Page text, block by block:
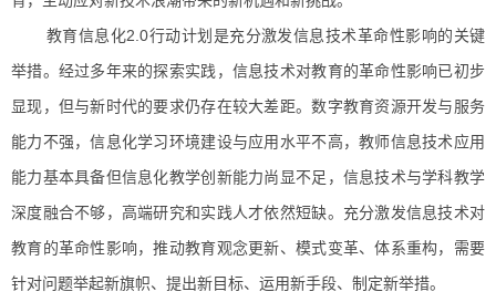
教育信息化2.0行动计划是充分激发信息技术革命性影响的关键
举措。经过多年来的探索实践，信息技术对教育的革命性影响已初步
显现，但与新时代的要求仍存在较大差距。数字教育资源开发与服务
能力不强，信息化学习环境建设与应用水平不高，教师信息技术应用
能力基本具备但信息化教学创新能力尚显不足，信息技术与学科教学
深度融合不够，高端研究和实践人才依然短缺。充分激发信息技术对
教育的革命性影响，推动教育观念更新、模式变革、体系重构，需要
针对问题举起新旗帜、提出新目标、运用新手段、制定新举措。